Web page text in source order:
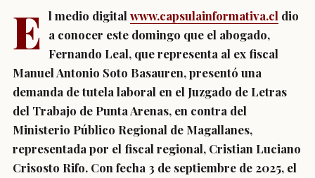
E l medio digital www.capsulainformativa.cl dio
a conocer este domingo que el abogado,
Fernando Leal, que representa al ex fiscal
Manuel Antonio Soto Basauren, presentó una
demanda de tutela laboral en el Juzgado de Letras
del Trabajo de Punta Arenas, en contra del
Ministerio Público Regional de Magallanes,
representada por el fiscal regional, Cristian Luciano
Crisosto Rifo. Con fecha 3 de septiembre de 2025, el